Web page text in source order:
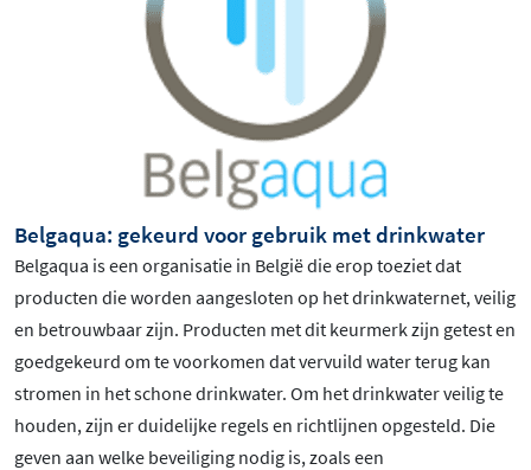
Belgaqua: gekeurd voor gebruik met drinkwater
Belgaqua is een organisatie in België die erop toeziet dat
producten die worden aangesloten op het drinkwaternet, veilig
en betrouwbaar zijn. Producten met dit keurmerk zijn getest en
goedgekeurd om te voorkomen dat vervuild water terug kan
stromen in het schone drinkwater. Om het drinkwater veilig te
houden, zijn er duidelijke regels en richtlijnen opgesteld. Die
geven aan welke beveiliging nodig is, zoals een